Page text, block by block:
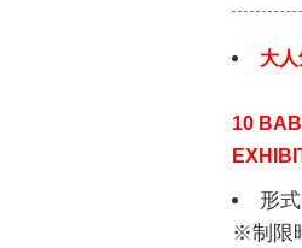
大
10
形
※制限